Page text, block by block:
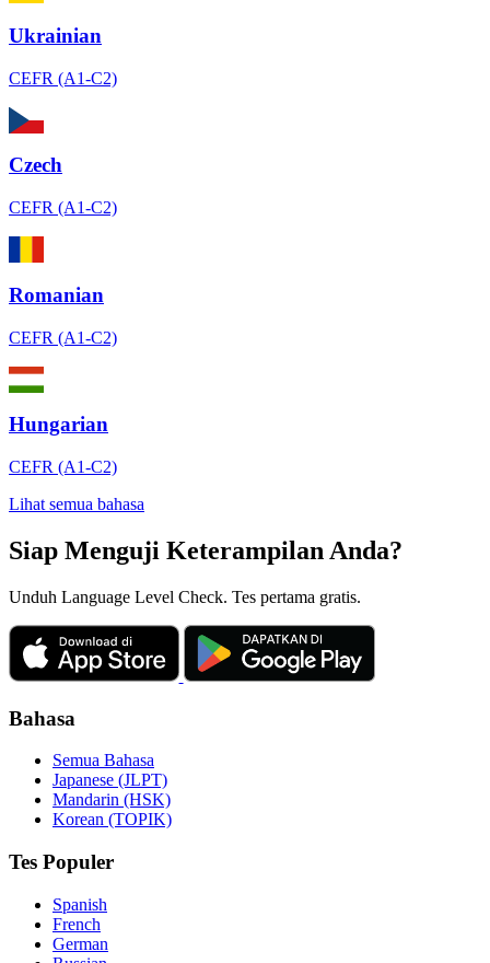
Ukrainian
CEFR (A1-C2)
Czech
CEFR (A1-C2)
Romanian
CEFR (A1-C2)
Hungarian
CEFR (A1-C2)
Lihat semua bahasa
Siap Menguji Keterampilan Anda?
Unduh Language Level Check. Tes pertama gratis.
Bahasa
Semua Bahasa
Japanese (JLPT)
Mandarin (HSK)
Korean (TOPIK)
Tes Populer
Spanish
French
German